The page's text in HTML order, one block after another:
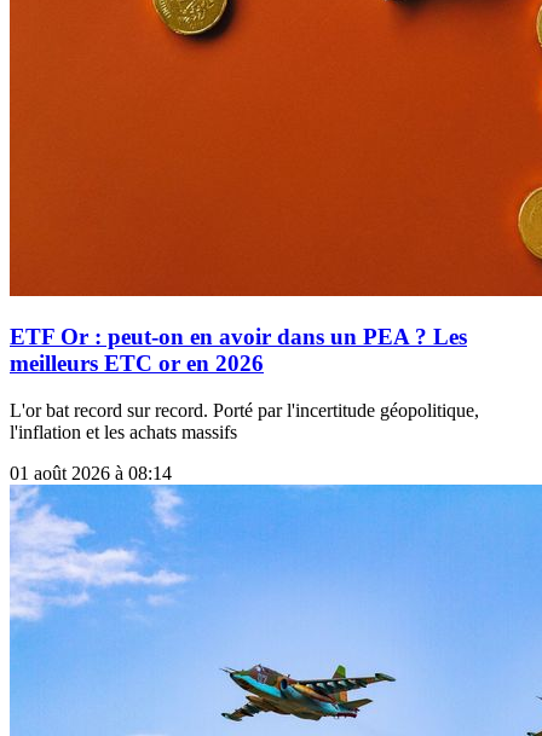
ETF Or : peut-on en avoir dans un PEA ? Les
meilleurs ETC or en 2026
L'or bat record sur record. Porté par l'incertitude géopolitique,
l'inflation et les achats massifs
01 août 2026 à 08:14